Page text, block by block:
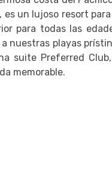
un lujoso resort
para todas las
nuestras playas
suite Preferred
memorable.